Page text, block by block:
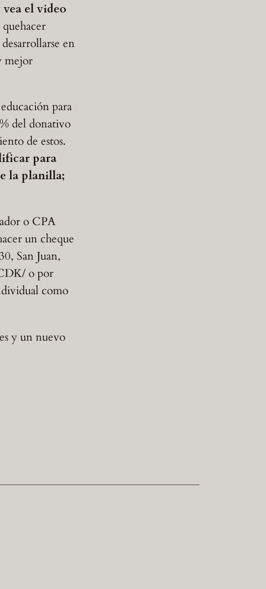
el video
en
mejor
para
del donativo
de estos.
para
la planilla;
o CPA
un cheque
San Juan,
o por
como
y un nuevo